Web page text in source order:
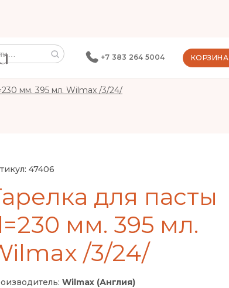
+7 383 264 5004 КОРЗИНА
мм. 395 мл. Wilmax /3/24/
47406
для пасты
мм. 395 мл.
/3/24/
Wilmax (Англия)